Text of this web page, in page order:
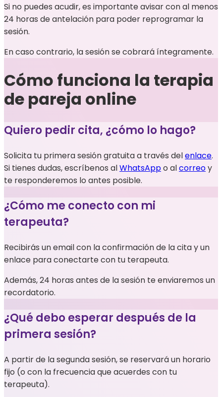
Si no puedes acudir, es importante avisar con al menos
24 horas de antelación para poder reprogramar la
sesión.
En caso contrario, la sesión se cobrará íntegramente.
Cómo funciona la terapia
de pareja online
Quiero pedir cita, ¿cómo lo hago?
Solicita tu primera sesión gratuita a través delenlace.
Si tienes dudas, escríbenos alWhatsAppo alcorreoy
te responderemos lo antes posible.
¿Cómo me conecto con mi
terapeuta?
Recibirás un email con la confirmación de la cita y un
enlace para conectarte con tu terapeuta.
Además, 24 horas antes de la sesión te enviaremos un
recordatorio.
¿Qué debo esperar después de la
primera sesión?
A partir de la segunda sesión, se reservará un horario
fijo (o con la frecuencia que acuerdes con tu
terapeuta).